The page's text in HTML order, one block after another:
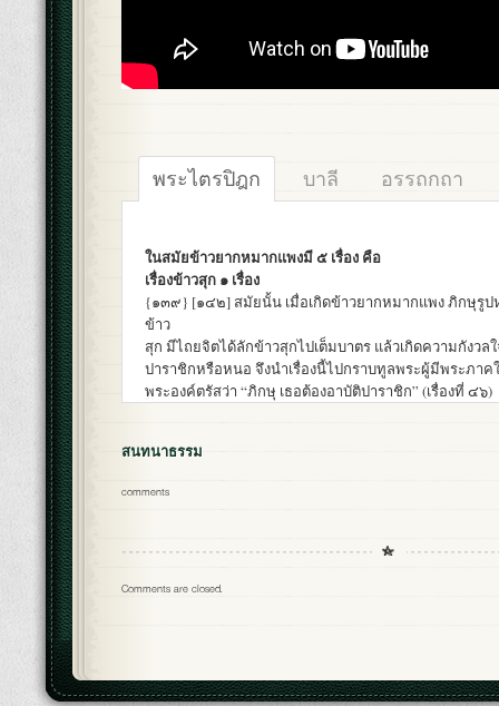
พระไตรปิฎก บาลี อรรถกถา
ในสมัยข้าวยากหมากแพงมี ๕ เรื่อง คือ
เรื่องข้าวสุก ๑ เรื่อง
{๑๓๙} [๑๔๒] สมัยนั้น เมื่อเกิดข้าวยากหมากแพง ภิกษุรูป
ข้าว
สุก มีไถยจิตได้ลักข้าวสุกไปเต็มบาตร แล้วเกิดความกังวลใ
ปาราชิกหรือหนอ จึงนำเรื่องนี้ไปกราบทูลพระผู้มีพระภาค
พระองค์ตรัสว่า “ภิกษุ เธอต้องอาบัติปาราชิก” (เรื่องที่ ๔๖)
สนทนาธรรม
comments
Comments are closed.